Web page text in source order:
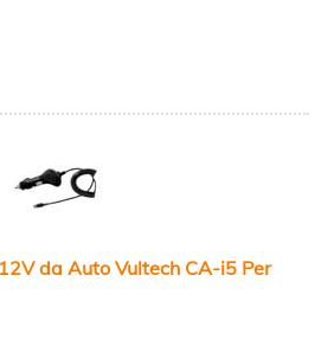
da Auto Vultech CA-i5 Per